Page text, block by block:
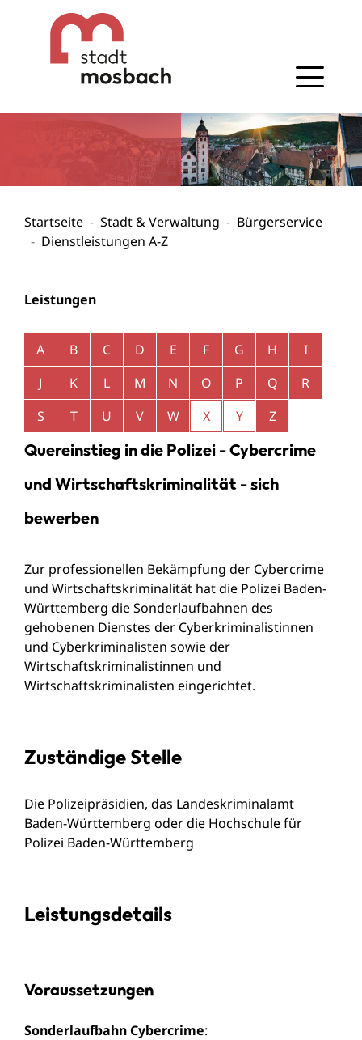
Gehe zum Navigationsbereich
Gehe zum Inhalt
Startseite Stadt & Verwaltung
Bürgerservice
Dienstleistungen A-Z
Leistungen
Alphabetisches Register überspringen
A B C D E F G H
I
J
K L M N O P Q
R
S
T U V W X Y Z
Quereinstieg in die Polizei - Cybercrime
und Wirtschaftskriminalität - sich
bewerben
Zur professionellen Bekämpfung der Cybercrime
und Wirtschaftskriminalität hat die Polizei Baden-
Württemberg die Sonderlaufbahnen des
gehobenen Dienstes der Cyberkriminalistinnen
und Cyberkriminalisten sowie der
Wirtschaftskriminalistinnen und
Wirtschaftskriminalisten eingerichtet.
Zuständige Stelle
Die Polizeipräsidien, das Landeskriminalamt
Baden-Württemberg oder die Hochschule für
Polizei Baden-Württemberg
Leistungsdetails
Voraussetzungen
Sonderlaufbahn Cybercrime: